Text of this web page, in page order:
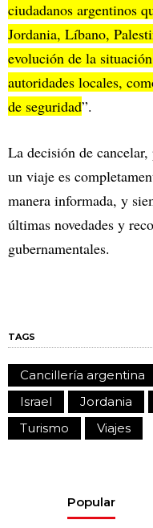
ciudadanos argentinos
Jordania, Líbano,
evolución de la
autoridades locales,
de seguridad”.
La decisión de
un viaje es
manera informada, y
últimas novedades y
gubernamentales.
TAGS
Cancillería argentina
Israel
Jordania
Turismo
Viajes
Popular